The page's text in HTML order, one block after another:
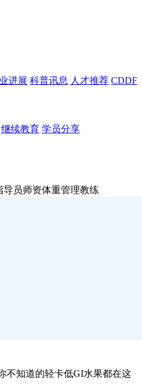
进展 科普讯息 人才推荐 CDDF
继续教育 学员分享
导员师资体重管理教练
不知道的轻卡低GI水果都在这